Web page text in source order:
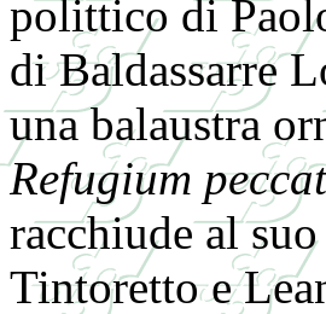
polittico di
di Baldassarre
una balaustra
Refugium
racchiude al
Tintoretto e